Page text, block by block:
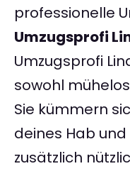
professionelle
Umzugsprofi
Umzugsprofi
sowohl
Sie kümmern
deines Hab
zusätzlich